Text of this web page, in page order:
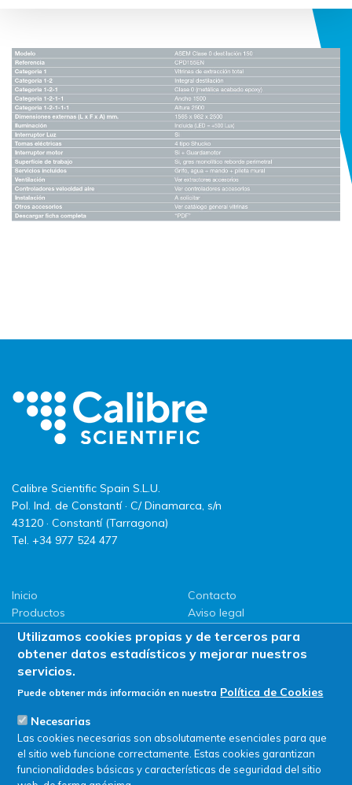
Calibre Scientific Spain S.L.U.
Pol. Ind. de Constantí · C/ Dinamarca, s/n
43120 · Constantí (Tarragona)
Tel. +34 977 524 477
Inicio
Productos
LLG
Promociones
ServiSAT
Contacto
Aviso legal
Política de privacidad
Política de Cookies
Utilizamos cookies propias y de terceros para
obtener datos estadísticos y mejorar nuestros
servicios.
Puede obtener más información en nuestra Política de Cookies
Necesarias
Las cookies necesarias son absolutamente esenciales para que
el sitio web funcione correctamente. Estas cookies garantizan
funcionalidades básicas y características de seguridad del sitio